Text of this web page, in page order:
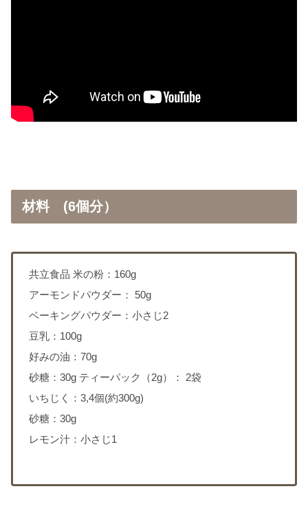
材料 (6個分）
共立食品 米の粉：160g
アーモンドパウダー： 50g
ベーキングパウダー：小さじ2
豆乳：100g
好みの油：70g
砂糖：30g ティーパック（2g）： 2袋
いちじく：3,4個(約300g)
砂糖：30g
レモン汁：小さじ1